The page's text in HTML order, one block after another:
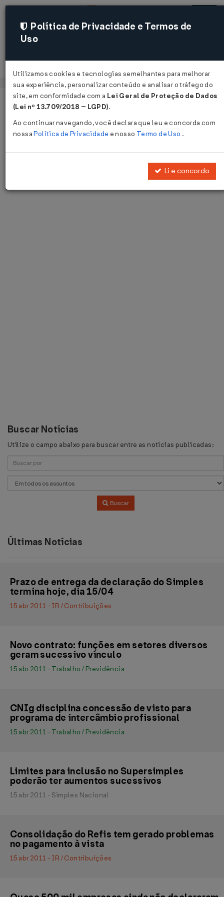
Acessar
Página Inicial Notícias
Notícias
Disponibilizamos as últimas notícias e destaques publicadas pelo
Buscar Notícias
Utilize o campo abaixo para buscar entre as notícias publicadas:
Buscar
Últimas Notícias
Prazo de entrega da declaração do Simples
termina hoje, dia 15/04
15 abr 2011 - IR / Contribuições
Novo contrato: funções em setores diversos
geram sucessivo vínculo
15 abr 2011 - Trabalho / Previdência
CNIg disciplina concessão de visto para
programa de intercâmbio profissional
15 abr 2011 - Trabalho / Previdência
Limites para inclusão no Supersimples
poderão ter aumentos sucessivos
15 abr 2011 - Simples Nacional
Consolidação do Refis tem gerado problemas
no pagamento à vista
15 abr 2011 - IR / Contribuições
Política de Privacidade e Termos de
Uso
Utilizamos cookies e tecnologias semelhantes para melhorar
sua experiência, personalizar conteúdo e analisar o tráfego do
site, em conformidade com a Lei Geral de Proteção de Dados
(Lei nº 13.709/2018 – LGPD).
Ao continuar navegando, você declara que leu e concorda com
nossaPolítica de Privacidade e nosso Termo de Uso .
Li e concordo